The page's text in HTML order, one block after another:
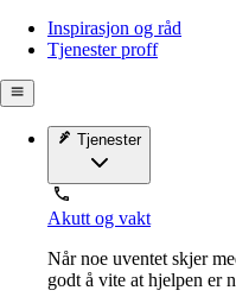
Inspirasjon og råd
Tjenester proff
Tjenester
Akutt og vakt
Når noe uventet skjer
godt å vite at hjelpen er